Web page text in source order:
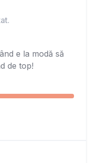
e la modă să
de top!